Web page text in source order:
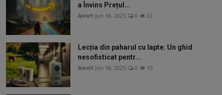
a Învins Prețul...
AlexH Jun 18, 2025 0 22
Lecția din paharul cu lapte: Un ghid
nesofisticat pentr...
AlexH Jun 18, 2025 0 15